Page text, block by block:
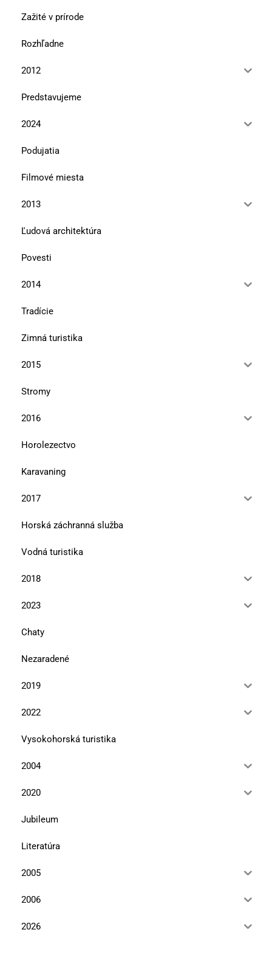
Zažité v prírode
Rozhľadne
2012
Predstavujeme
2024
Podujatia
Filmové miesta
2013
Ľudová architektúra
Povesti
2014
Tradície
Zimná turistika
2015
Stromy
2016
Horolezectvo
Karavaning
2017
Horská záchranná služba
Vodná turistika
2018
2023
Chaty
Nezaradené
2019
2022
Vysokohorská turistika
2004
2020
Jubileum
Literatúra
2005
2006
2026